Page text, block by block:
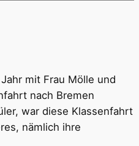
mit Frau Mölle und
nach Bremen
war diese Klassenfahrt
nämlich ihre